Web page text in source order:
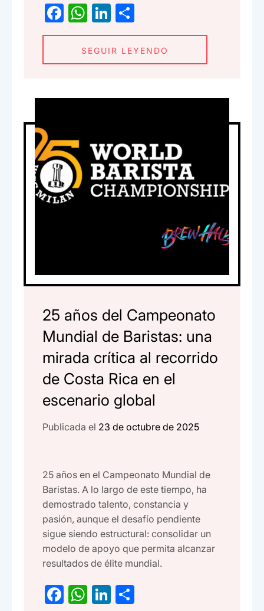
F
a
e
k
W
h
at
s
Li
n
ke
dI
o
m
p
SEGUIR LEYENDO
25 años del Campeonato
Mundial de Baristas: una
mirada crítica al recorrido
de Costa Rica en el
escenario global
Publicada el 23 de octubre de 2025
25 años en el Campeonato Mundial de
Baristas. A lo largo de este tiempo, ha
demostrado talento, constancia y
pasión, aunque el desafío pendiente
sigue siendo estructural: consolidar un
modelo de apoyo que permita alcanzar
resultados de élite mundial.
F
W Li